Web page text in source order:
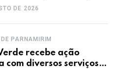
Campeonato Potiguar
DE 2026
PARNAMIRIM
recebe ação
com diversos serviços